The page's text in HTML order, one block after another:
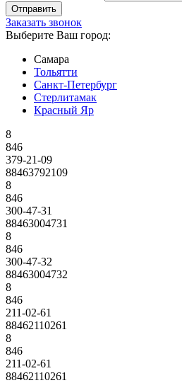
Заказать звонок
Выберите Ваш город:
Самара
Тольятти
Санкт-Петербург
Стерлитамак
Красный Яр
8
846
379-21-09
88463792109
8
846
300-47-31
88463004731
8
846
300-47-32
88463004732
8
846
211-02-61
88462110261
8
846
211-02-61
88462110261